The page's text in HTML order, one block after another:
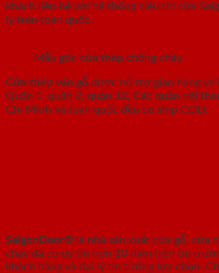
khách liên hệ với hệ thống siêu thị cửa
lý trên toàn quốc.
Mẫu góc cửa thép chống cháy
Cửa thép vân gỗ được hỗ trợ giao hàng
Quận 1, quận 2, quận 12, Các quận nội
Chí Minh và toàn quốc đều có ship COD.
SaigonDoor® là nhà sản xuất cửa gỗ, cửa
cháy đã có uy tín hơn 10 năm trên thị
khách hàng và đại lý tin tưởng lựa chọn.